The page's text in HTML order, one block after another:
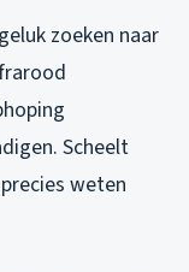
zoeken naar
Scheelt
weten